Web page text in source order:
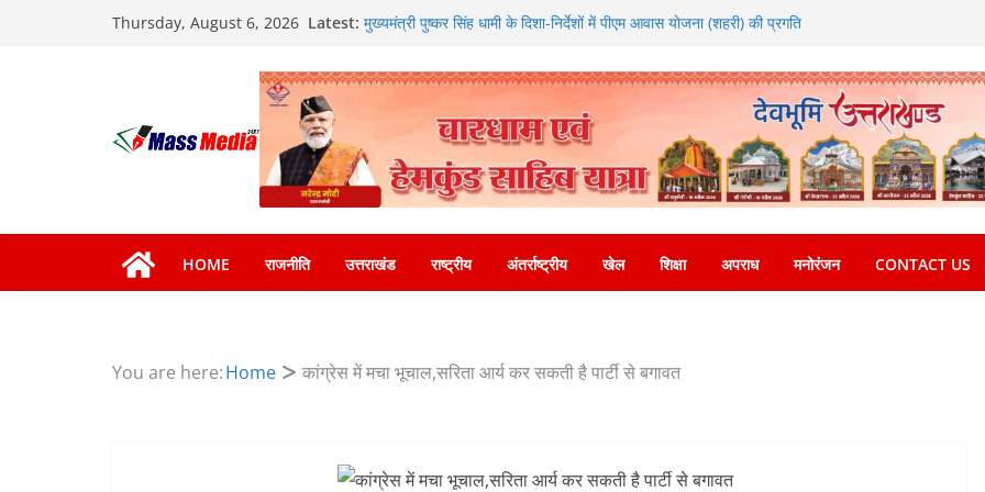
Thursday, August 6, 2026 Latest: मुख्यमंत्री पुष्कर सिंह धामी के दिशा-निर्देशों में पीएम आवास योजना (शहरी) की प्रगति
वाले महीनों में हजारों पदों पर की जाएगी भर्ती
दिल्ली-देहरादून आर्थिक कॉरिडोर से जुड़ी 12 किमी ग्रीनफील्ड बाईपास परियोजना
का डीएम ने किया निरीक्षण; समयबद्ध एवं गुणवत्तापूर्ण निर्माण सुनिश्चित करने के
निर्देश, सुरक्षा मानकों से कोई समझौता नहींः डीएम
459 करोड़ से एचएनबी गढ़वाल विश्वविद्यालय में अनुसंधान संरचना होगी सुदृढ
भारी से बहुत भारी वर्षा की चेतावनी के बीच जिला प्रशासन अलर्ट, सभी विभागों को
HOME राजनीति उत्तराखंड राष्ट्रीय अंतर्राष्ट्रीय खेल शिक्षा अपराध मनोरंजन CONTACT US
You are here:Home कांग्रेस में मचा भूचाल,सरिता आर्य कर सकती है पार्टी से बगावत